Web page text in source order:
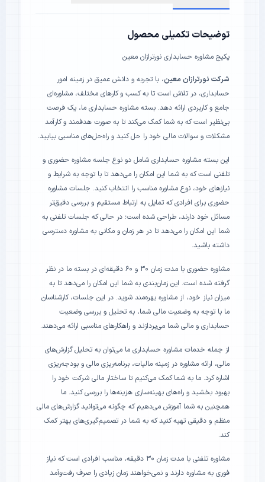
توضیحات تکمیلی محصول
پکیج مشاوره حسابداری نورترازان معین
شرکت نورترازان معین، با تجربه و دانش عمیق در زمینه امور
حسابداری، در تلاش است تا به کسب و کارهای مختلف، مشاوره‌ای
جامع و کاربردی ارائه دهد. بسته مشاوره حسابداری ما، یک فرصت
بی‌نظیر است که به شما کمک می‌کند تا به صورت هدفمند و کارآمد
مشکلات و سوالات مالی خود را حل کنید و راه‌حل‌های مناسبی بیابید.
این بسته مشاوره حسابداری شامل دو نوع جلسه مشاوره حضوری و
تلفنی است که به شما این امکان را می‌دهد تا با توجه به شرایط و
نیازهای خود، نوع مشاوره مناسب را انتخاب کنید. جلسات مشاوره
حضوری برای افرادی که تمایل به ارتباط مستقیم و بررسی دقیق‌تر
مسائل خود دارند، طراحی شده است؛ در حالی که جلسات تلفنی به
شما این امکان را می‌دهد تا در هر زمان و مکانی به مشاوره دسترسی
داشته باشید.
مشاوره حضوری با مدت زمان ۳۰ و ۶۰ دقیقه‌ای در بسته ما در نظر
گرفته شده است. این زمان‌بندی به شما این امکان را می‌دهد تا به
میزان نیاز خود، از مشاوره بهره‌مند شوید. در این جلسات، کارشناسان
ما با توجه به وضعیت مالی شما، به تحلیل و بررسی وضعیت
حسابداری و مالی شما می‌پردازند و راهکارهای مناسبی ارائه می‌دهند.
از جمله خدمات مشاوره حسابداری ما می‌توان به تحلیل گزارش‌های
مالی، ارائه مشاوره در زمینه مالیات، برنامه‌ریزی مالی و بودجه‌ریزی
اشاره کرد. ما به شما کمک می‌کنیم تا ساختار مالی شرکت خود را
بهبود بخشید و راه‌های بهینه‌سازی هزینه‌ها را بررسی کنید. ما
همچنین به شما آموزش می‌دهیم که چگونه می‌توانید گزارش‌های مالی
منظم و دقیقی تهیه کنید که به شما در تصمیم‌گیری‌های بهتر کمک
کند.
مشاوره تلفنی با مدت زمان ۳۰ دقیقه، مناسب افرادی است که نیاز
فوری به مشاوره دارند و نمی‌خواهند زمان زیادی را صرف رفت‌وآمد